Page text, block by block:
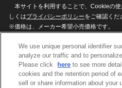
本サイトを利用することで、Cookieの
しくはプライバシーポリシーをご確認くだ
※価格は、メーカー希望小売価格です。
ざいますのでご了承ください。
privacypolicy
We use unique personal identifier
analyze our traffic and to
Please click
here to see more
cookies and the retention period of
sell or share information about your